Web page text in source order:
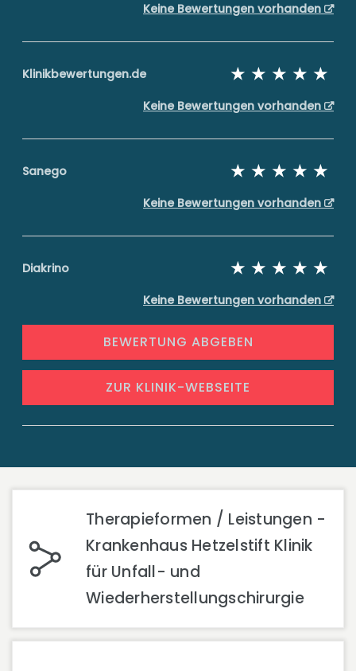
Keine Bewertungen vorhanden
Klinikbewertungen.de
Keine Bewertungen vorhanden
Sanego
Keine Bewertungen vorhanden
Diakrino
Keine Bewertungen vorhanden
BEWERTUNG ABGEBEN
ZUR KLINIK-WEBSEITE
Therapieformen / Leistungen -
Krankenhaus Hetzelstift Klinik
für Unfall- und
Wiederherstellungschirurgie